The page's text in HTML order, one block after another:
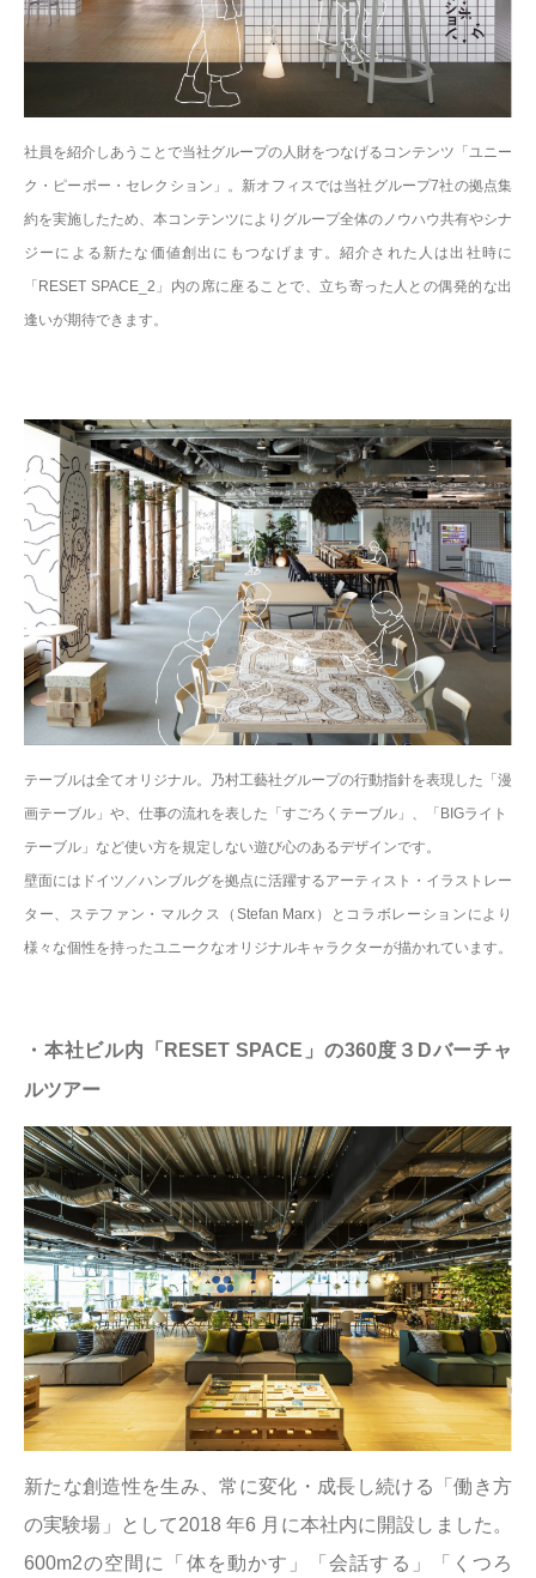
社員を紹介しあうことで当社グループの人財をつなげるコンテンツ「ユニー
ク・ピーポー・セレクション」。新オフィスでは当社グループ7社の拠点集
約を実施したため、本コンテンツによりグループ全体のノウハウ共有やシナ
ジーによる新たな価値創出にもつなげます。紹介された人は出社時に
「RESET SPACE_2」内の席に座ることで、立ち寄った人との偶発的な出
逢いが期待できます。
テーブルは全てオリジナル。乃村工藝社グループの行動指針を表現した「漫
画テーブル」や、仕事の流れを表した「すごろくテーブル」、「BIGライト
テーブル」など使い方を規定しない遊び心のあるデザインです。
壁面にはドイツ／ハンブルグを拠点に活躍するアーティスト・イラストレー
ター、ステファン・マルクス（Stefan Marx）とコラボレーションにより
様々な個性を持ったユニークなオリジナルキャラクターが描かれています。
・本社ビル内「RESET SPACE」の360度３Dバーチャ
ルツアー
新たな創造性を生み、常に変化・成長し続ける「働き方
の実験場」として2018 年6 月に本社内に開設しました。
600m2の空間に「体を動かす」「会話する」「くつろ